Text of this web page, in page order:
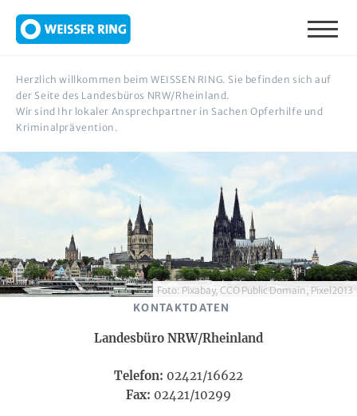
Herzlich willkommen beim WEISSEN RING. Sie befinden sich auf
der Seite des Landesbüros NRW/Rheinland.
Wir sind Ihr lokaler Ansprechpartner in Sachen Opferhilfe und
Kriminalprävention.
Foto: Pixabay, CCO Public Domain, Pixel2013
KONTAKTDATEN
Landesbüro NRW/Rheinland
Telefon: 02421/16622
Fax: 02421/10299